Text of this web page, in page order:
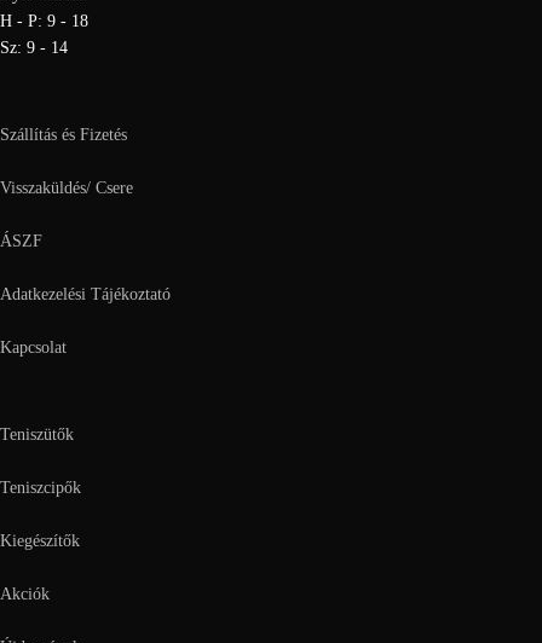
H - P: 9 - 18
Sz: 9 - 14
Szállítás és Fizetés
Visszaküldés/ Csere
ÁSZF
Adatkezelési Tájékoztató
Kapcsolat
Teniszütők
Teniszcipők
Kiegészítők
Akciók